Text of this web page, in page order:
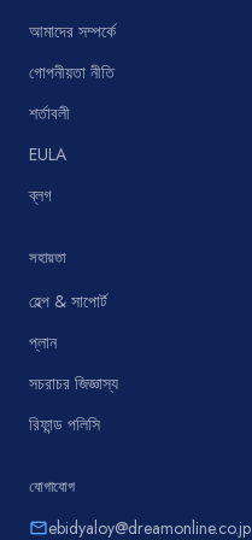
আমাদের সম্পর্কে
গোপনীয়তা নীতি
শর্তাবলী
EULA
ব্লগ
সহায়তা
হেল্প & সাপোর্ট
প্লান
সচরাচর জিজ্ঞাস্য
রিফান্ড পলিসি
যোগাযোগ
emailebidyaloy@dreamonline.co.jp